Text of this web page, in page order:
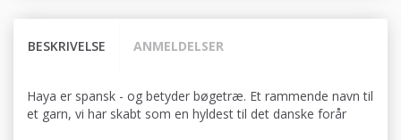
BESKRIVELSE ANMELDELSER
Haya er spansk - og betyder bøgetræ. Et rammende navn til
et garn, vi har skabt som en hyldest til det danske forår